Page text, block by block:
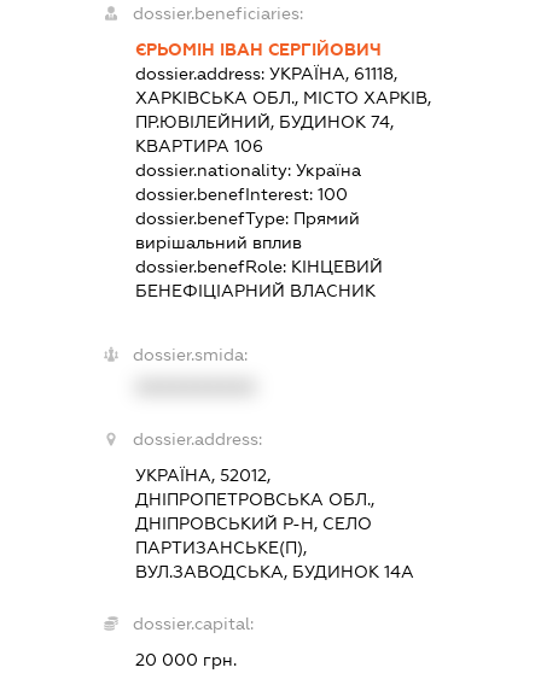
dossier.beneficiaries:
ЄРЬОМІН ІВАН СЕРГІЙОВИЧ
dossier.address:УКРАЇНА, 61118,
ХАРКІВСЬКА ОБЛ., МІСТО ХАРКІВ,
ПР.ЮВІЛЕЙНИЙ, БУДИНОК 74,
КВАРТИРА 106
dossier.nationality:Україна
dossier.benefInterest:100
dossier.benefType: Прямий
вирішальний вплив
dossier.benefRole: КІНЦЕВИЙ
БЕНЕФІЦІАРНИЙ ВЛАСНИК
dossier.smida:
dossier.address:
УКРАЇНА, 52012,
ДНІПРОПЕТРОВСЬКА ОБЛ.,
ДНІПРОВСЬКИЙ Р-Н, СЕЛО
ПАРТИЗАНСЬКЕ(П),
ВУЛ.ЗАВОДСЬКА, БУДИНОК 14А
dossier.capital:
20 000 грн.